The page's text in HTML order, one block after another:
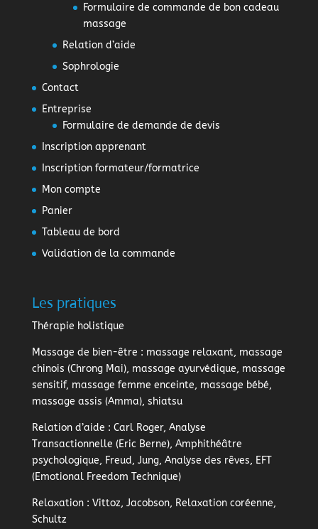
Formulaire de commande de bon cadeau
massage
Relation d’aide
Sophrologie
Contact
Entreprise
Formulaire de demande de devis
Inscription apprenant
Inscription formateur/formatrice
Mon compte
Panier
Tableau de bord
Validation de la commande
Les pratiques
Thérapie holistique
Massage de bien-être : massage relaxant, massage
chinois (Chrong Mai), massage ayurvédique, massage
sensitif, massage femme enceinte, massage bébé,
massage assis (Amma), shiatsu
Relation d’aide : Carl Roger, Analyse
Transactionnelle (Eric Berne), Amphithéâtre
psychologique, Freud, Jung, Analyse des rêves, EFT
(Emotional Freedom Technique)
Relaxation: Vittoz, Jacobson, Relaxation coréenne,
Schultz